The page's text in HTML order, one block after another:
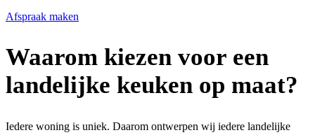
Afspraak maken
Waarom kiezen voor een
landelijke keuken op maat?
Iedere woning is uniek. Daarom ontwerpen wij iedere landelijke